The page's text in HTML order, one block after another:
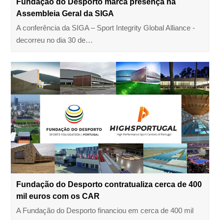
Fundação do Desporto marca presença na
Assembleia Geral da SIGA
A conferência da SIGA – Sport Integrity Global Alliance -
decorreu no dia 30 de…
Fundação do Desporto contratualiza cerca de 400
mil euros com os CAR
A Fundação do Desporto financiou em cerca de 400 mil